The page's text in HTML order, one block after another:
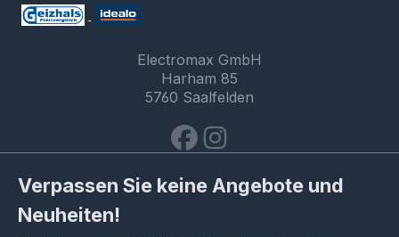
Electromax GmbH
Harham 85
5760 Saalfelden
Verpassen Sie keine Angebote und
Neuheiten!